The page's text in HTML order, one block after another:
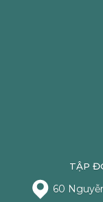
TẬP
60